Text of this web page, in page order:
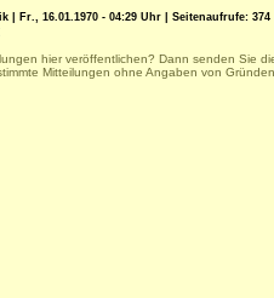
| Fr., 16.01.1970 - 04:29 Uhr | Seitenaufrufe: 374
hier veröffentlichen? Dann senden Sie
Mitteilungen ohne Angaben von